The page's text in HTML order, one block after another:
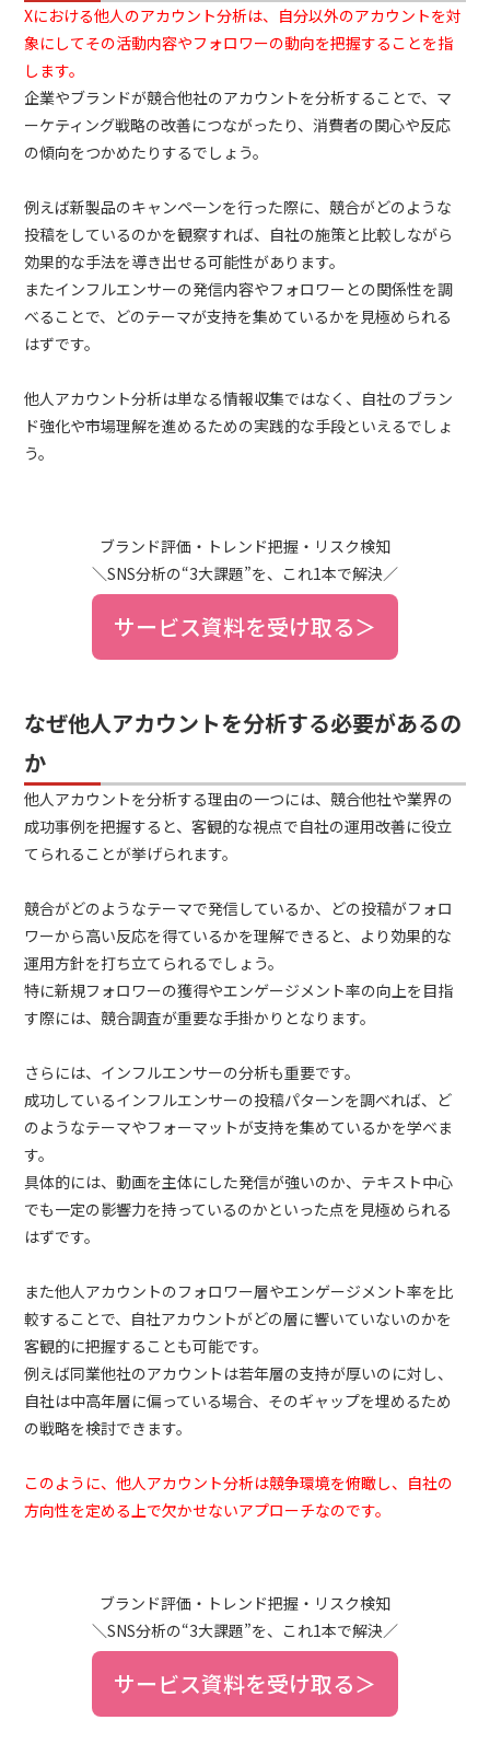
Xにおける他人のアカウント分析は、自分以外のアカウントを対
象にしてその活動内容やフォロワーの動向を把握することを指
します。
企業やブランドが競合他社のアカウントを分析することで、マ
ーケティング戦略の改善につながったり、消費者の関心や反応
の傾向をつかめたりするでしょう。
例えば新製品のキャンペーンを行った際に、競合がどのような
投稿をしているのかを観察すれば、自社の施策と比較しながら
効果的な手法を導き出せる可能性があります。
またインフルエンサーの発信内容やフォロワーとの関係性を調
べることで、どのテーマが支持を集めているかを見極められる
はずです。
他人アカウント分析は単なる情報収集ではなく、自社のブラン
ド強化や市場理解を進めるための実践的な手段といえるでしょ
う。
ブランド評価・トレンド把握・リスク検知
＼SNS分析の“3大課題”を、これ1本で解決／
サービス資料を受け取る＞
なぜ他人アカウントを分析する必要があるの
か
他人アカウントを分析する理由の一つには、競合他社や業界の
成功事例を把握すると、客観的な視点で自社の運用改善に役立
てられることが挙げられます。
競合がどのようなテーマで発信しているか、どの投稿がフォロ
ワーから高い反応を得ているかを理解できると、より効果的な
運用方針を打ち立てられるでしょう。
特に新規フォロワーの獲得やエンゲージメント率の向上を目指
す際には、競合調査が重要な手掛かりとなります。
さらには、インフルエンサーの分析も重要です。
成功しているインフルエンサーの投稿パターンを調べれば、ど
のようなテーマやフォーマットが支持を集めているかを学べま
す。
具体的には、動画を主体にした発信が強いのか、テキスト中心
でも一定の影響力を持っているのかといった点を見極められる
はずです。
また他人アカウントのフォロワー層やエンゲージメント率を比
較することで、自社アカウントがどの層に響いていないのかを
客観的に把握することも可能です。
例えば同業他社のアカウントは若年層の支持が厚いのに対し、
自社は中高年層に偏っている場合、そのギャップを埋めるため
の戦略を検討できます。
このように、他人アカウント分析は競争環境を俯瞰し、自社の
方向性を定める上で欠かせないアプローチなのです。
ブランド評価・トレンド把握・リスク検知
＼SNS分析の“3大課題”を、これ1本で解決／
サービス資料を受け取る＞